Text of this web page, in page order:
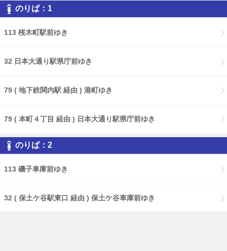
のりば：1
113 桜木町駅前ゆき
32 日本大通り駅県庁前ゆき
79 ( 地下鉄関内駅 経由 ) 港町ゆき
79 ( 本町４丁目 経由 ) 日本大通り駅県庁前ゆき
のりば：2
113 磯子車庫前ゆき
32 ( 保土ケ谷駅東口 経由 ) 保土ケ谷車庫前ゆき